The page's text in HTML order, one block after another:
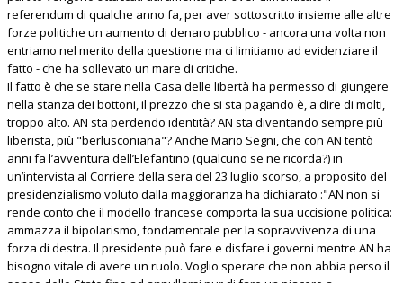
referendum di qualche anno fa, per aver sottoscritto insieme alle altre
forze politiche un aumento di denaro pubblico - ancora una volta non
entriamo nel merito della questione ma ci limitiamo ad evidenziare il
fatto - che ha sollevato un mare di critiche.
Il fatto è che se stare nella Casa delle libertà ha permesso di giungere
nella stanza dei bottoni, il prezzo che si sta pagando è, a dire di molti,
troppo alto. AN sta perdendo identità? AN sta diventando sempre più
liberista, più "berlusconiana"? Anche Mario Segni, che con AN tentò
anni fa l’avventura dell’Elefantino (qualcuno se ne ricorda?) in
un’intervista al Corriere della sera del 23 luglio scorso, a proposito del
presidenzialismo voluto dalla maggioranza ha dichiarato :"AN non si
rende conto che il modello francese comporta la sua uccisione politica:
ammazza il bipolarismo, fondamentale per la sopravvivenza di una
forza di destra. Il presidente può fare e disfare i governi mentre AN ha
bisogno vitale di avere un ruolo. Voglio sperare che non abbia perso il